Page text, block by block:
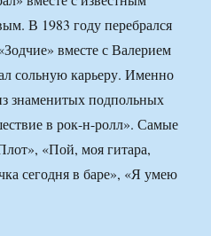
В 1983 году перебрался
вместе с Валерием
сольную карьеру. Именно
знаменитых подпольных
в рок-н-ролл». Самые
«Пой, моя гитара,
сегодня в баре», «Я умею